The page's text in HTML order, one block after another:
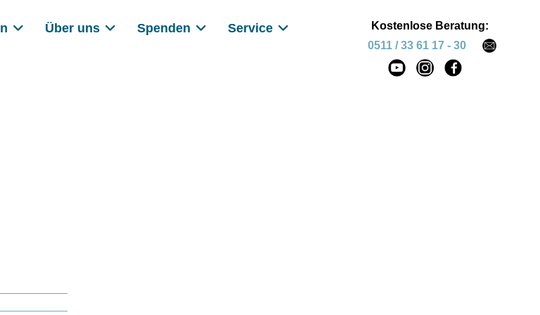
Über uns Spenden Service
Kostenlose Beratung:
0511 / 33 61 17 - 30